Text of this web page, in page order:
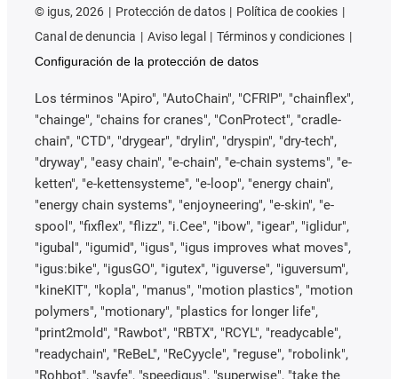
© igus, 2026 Protección de datos
Política de cookies
Canal de denuncia
Aviso legal
Términos y condiciones
Configuración de la protección de datos
Los términos "Apiro", "AutoChain", "CFRIP", "chainflex",
"chainge", "chains for cranes", "ConProtect", "cradle-
chain", "CTD", "drygear", "drylin", "dryspin", "dry-tech",
"dryway", "easy chain", "e-chain", "e-chain systems", "e-
ketten", "e-kettensysteme", "e-loop", "energy chain",
"energy chain systems", "enjoyneering", "e-skin", "e-
spool", "fixflex", "flizz", "i.Cee", "ibow", "igear", "iglidur",
"igubal", "igumid", "igus", "igus improves what moves",
"igus:bike", "igusGO", "igutex", "iguverse", "iguversum",
"kineKIT", "kopla", "manus", "motion plastics", "motion
polymers", "motionary", "plastics for longer life",
"print2mold", "Rawbot", "RBTX", "RCYL", "readycable",
"readychain", "ReBeL", "ReCyycle", "reguse", "robolink",
"Rohbot", "savfe", "speedigus", "superwise", "take the